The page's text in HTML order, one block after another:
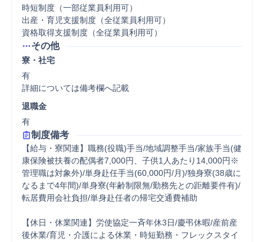
時短制度（一部従業員利用可）
出産・育児支援制度（全従業員利用可）
資格取得支援制度（全従業員利用可）
その他
寮・社宅
有
詳細については備考欄へ記載
退職金
有
制度備考
【給与・寮関連】職務(役職)手当/地域調整手当/家族手当(健
康保険被扶養の配偶者7,000円、子供1人あたり14,000円※
管理職は対象外)/単身赴任手当(60,000円/月)/独身寮(38歳に
なるまで4年間)/単身寮(年齢制限無/勤務先との距離要件有)/
転居費用会社負担/単身赴任者の帰宅交通費補助
【休日・休業関連】労使協定一斉年休3日/慶弔休暇/産前産
後休業/育児・介護による休業・時短勤務・フレックスタイ